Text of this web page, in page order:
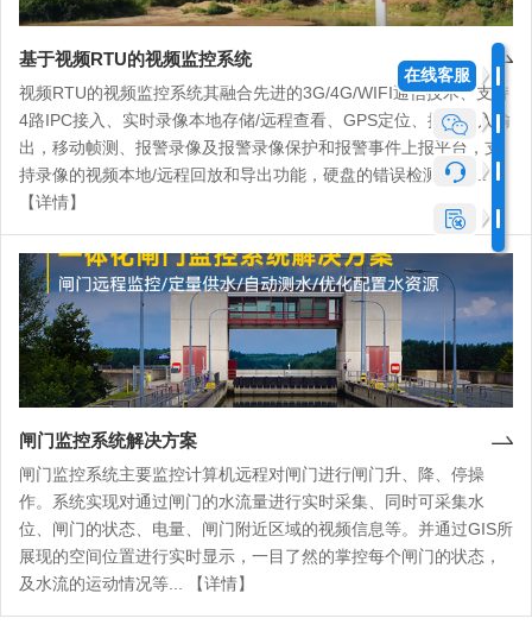
基于视频RTU的视频监控系统
视频RTU的视频监控系统其融合先进的3G/4G/WIFI通信技术、支持
4路IPC接入、实时录像本地存储/远程查看、GPS定位、摄像输入输
出，移动帧测、报警录像及报警录像保护和报警事件上报平台，支
持录像的视频本地/远程回放和导出功能，硬盘的错误检测、硬...
【详情】
闸门监控系统解决方案
闸门监控系统主要监控计算机远程对闸门进行闸门升、降、停操
作。系统实现对通过闸门的水流量进行实时采集、同时可采集水
位、闸门的状态、电量、闸门附近区域的视频信息等。并通过GIS所
展现的空间位置进行实时显示，一目了然的掌控每个闸门的状态，
及水流的运动情况等... 【详情】
在线客服